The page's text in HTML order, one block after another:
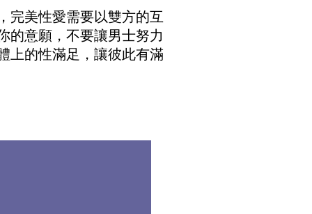
完美性愛需要以雙方的互
的意願，不要讓男士努力
上的性滿足，讓彼此有滿